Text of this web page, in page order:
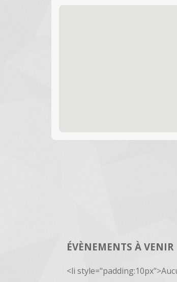
ÉVÈNEMENTS À VENIR
<li